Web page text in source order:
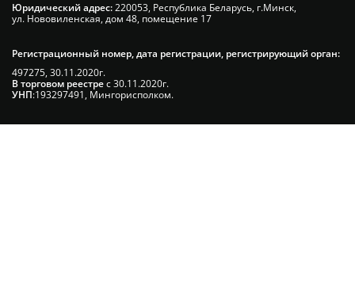
Юридический адрес:220053, Республика Беларусь, г.Минск,
ул. Нововиленская, дом 48, помещение 17
Регистрационный номер, дата регистрации, регистрирующий орган:
497275, 30.11.2020г.
В торговом реестрес 30.11.2020г.
УНП:193297491, Мингорисполком.